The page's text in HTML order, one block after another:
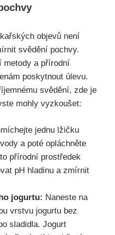
objevů není
svědění pochvy.
metody a přírodní
poskytnout úlevu.
svědění, zde je⁣
mohly vyzkoušet:
jednu lžičku
a poté opláchněte
přírodní prostředek
pH hladinu ⁤a zmírnit
jogurtu: Naneste na
vrstvu jogurtu bez
sladidla. Jogurt